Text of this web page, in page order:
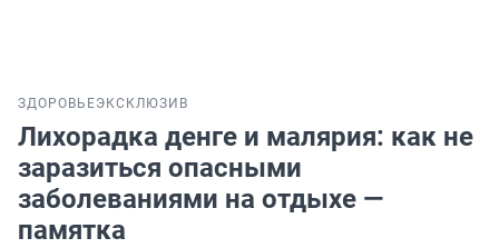
ЗДОРОВЬЕЭКСКЛЮЗИВ
Лихорадка денге и малярия: как не
заразиться опасными
заболеваниями на отдыхе —
памятка